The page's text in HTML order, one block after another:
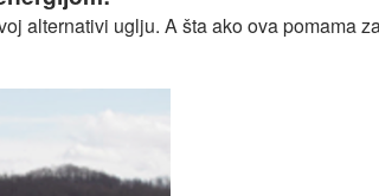
alternativi uglju. A šta ako ova pomama